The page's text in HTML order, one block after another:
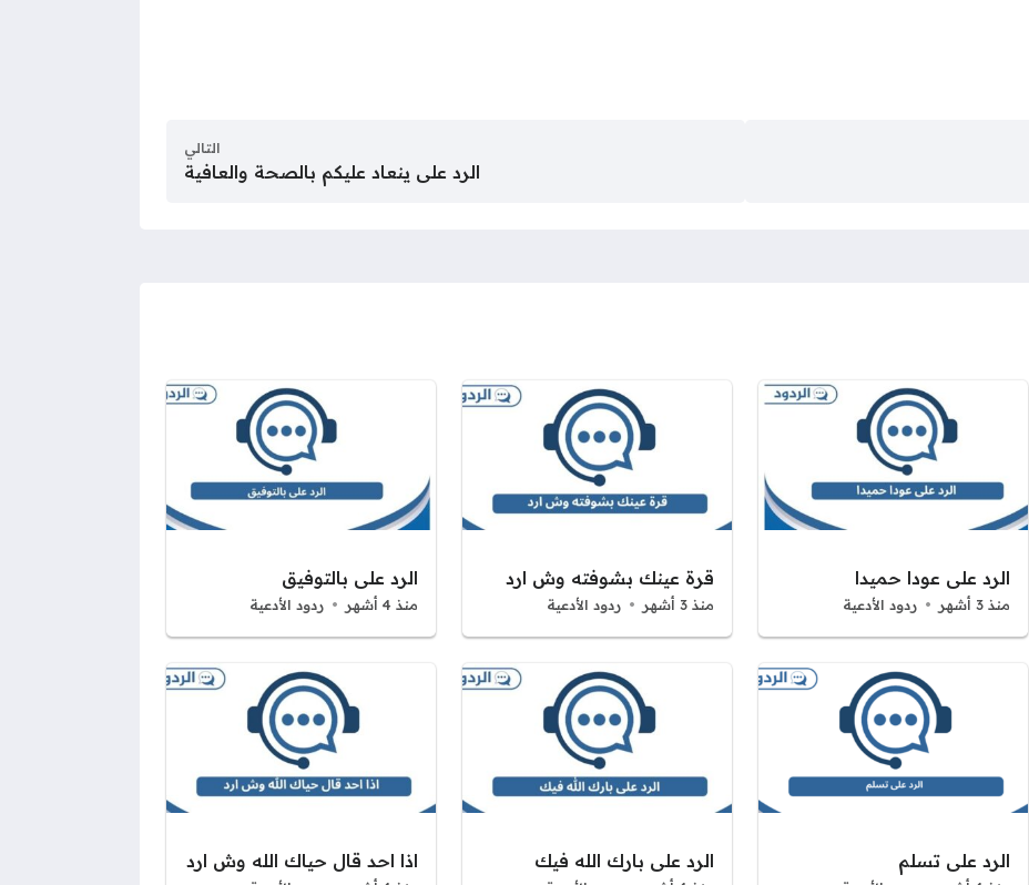
التالي
الرد على ينعاد عليكم بالصحة والعافية
الرد على عودا حميدا
منذ 3 أشهر ردود الأدعية
قرة عينك بشوفته وش ارد
منذ 3 أشهر ردود الأدعية
الرد على بالتوفيق
منذ 4 أشهر ردود الأدعية
الرد على تسلم الرد على بارك الله فيك اذا احد قال حياك الله وش ارد